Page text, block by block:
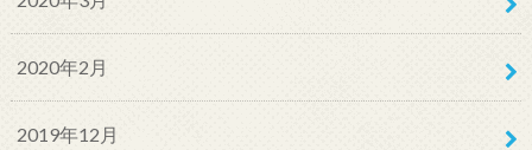
2020年2月
2019年12月